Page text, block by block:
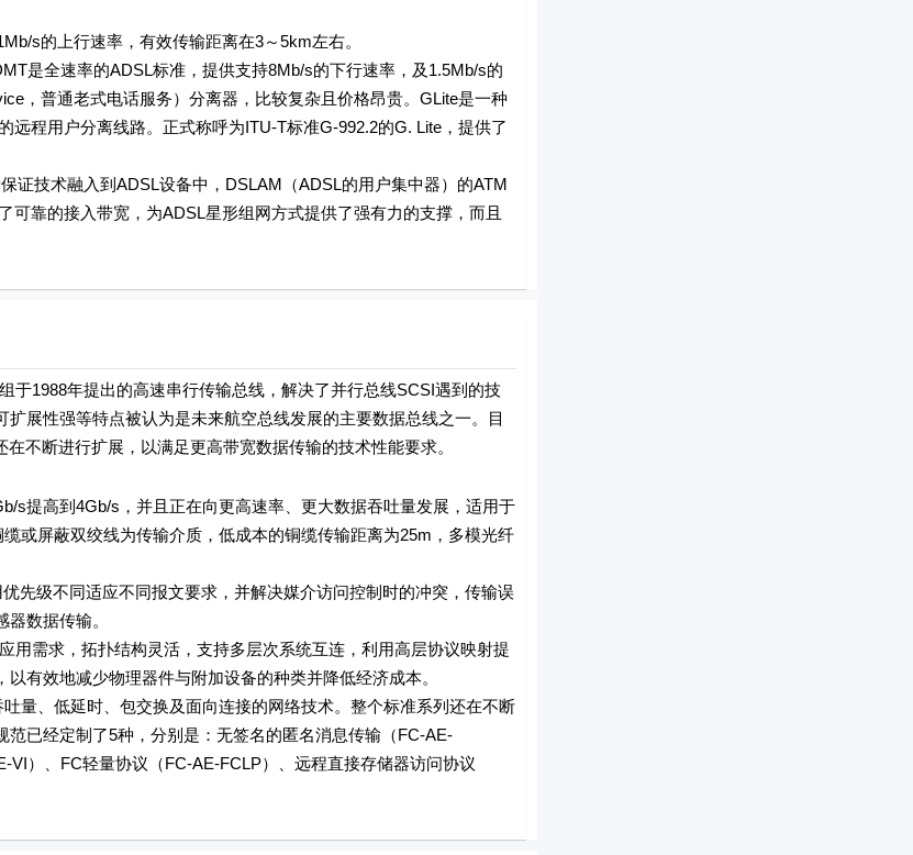
s的上行速率，有效传输距离在3～5km左右。
全速率的ADSL标准，提供支持8Mb/s的下行速率，及1.5Mb/s的
，普通老式电话服务）分离器，比较复杂且价格昂贵。GLite是一种
程用户分离线路。正式称呼为ITU-T标准G-992.2的G. Lite，提供了
技术融入到ADSL设备中，DSLAM（ADSL的用户集中器）的ATM
靠的接入带宽，为ADSL星形组网方式提供了强有力的支撑，而且
1988年提出的高速串行传输总线，解决了并行总线SCSI遇到的技
展性强等特点被认为是未来航空总线发展的主要数据总线之一。目
不断进行扩展，以满足更高带宽数据传输的技术性能要求。
高到4Gb/s，并且正在向更高速率、更大数据吞吐量发展，适用于
或屏蔽双绞线为传输介质，低成本的铜缆传输距离为25m，多模光纤
级不同适应不同报文要求，并解决媒介访问控制时的冲突，传输误
数据传输。
需求，拓扑结构灵活，支持多层次系统互连，利用高层协议映射提
有效地减少物理器件与附加设备的种类并降低经济成本。
、低延时、包交换及面向连接的网络技术。整个标准系列还在不断
已经定制了5种，分别是：无签名的匿名消息传输（FC-AE-
）、FC轻量协议（FC-AE-FCLP）、远程直接存储器访问协议